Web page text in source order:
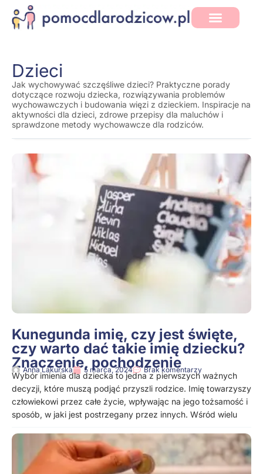
Dzieci
Jak wychowywać szczęśliwe dzieci? Praktyczne porady
dotyczące rozwoju dziecka, rozwiązywania problemów
wychowawczych i budowania więzi z dzieckiem. Inspiracje na
aktywności dla dzieci, zdrowe przepisy dla maluchów i
sprawdzone metody wychowawcze dla rodziców.
Kunegunda imię, czy jest święte,
czy warto dać takie imię dziecku?
Znaczenie, pochodzenie
Anna Lakurska 5 marca, 2024 Brak komentarzy
Wybór imienia dla dziecka to jedna z pierwszych ważnych
decyzji, które muszą podjąć przyszli rodzice. Imię towarzyszy
człowiekowi przez całe życie, wpływając na jego tożsamość i
sposób, w jaki jest postrzegany przez innych. Wśród wielu